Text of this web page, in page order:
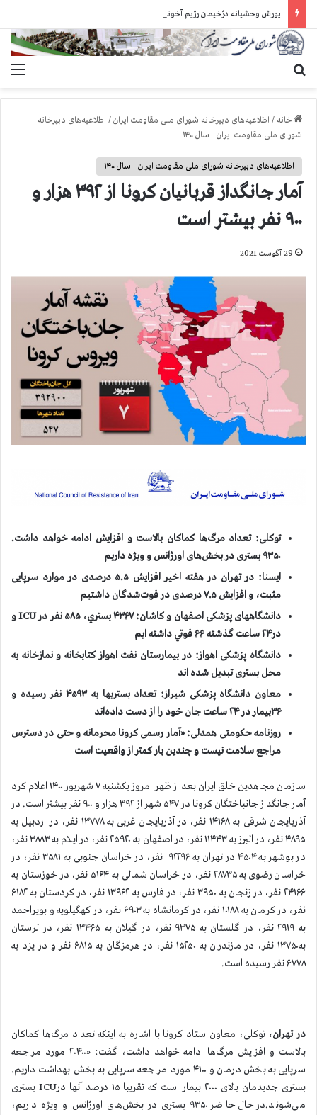
خانه / اطلاعیه‌های دبیرخانه شورای ملی مقاومت ایران/ اطلاعیه‌های دبیرخانه
شورای ملی مقاومت ایران - سال ۱۴۰۰
اطلاعیه‌های دبیرخانه شورای ملی مقاومت ایران - سال ۱۴۰۰
آمار جانگداز قربانيان كرونا از ۳۹۲ هزار و
۹۰۰ نفر بيشتر است
29 آگوست 2021
توکلی: تعداد مرگ‌ها کماکان بالاست و افزایش ادامه خواهد داشت.
۹۳۵۰ بستری در بخش‌های اورژانس و ویژه داریم
ایسنا: در تهران در هفته اخیر افزایش ۵.۵ درصدی در موارد سرپایی
مثبت، و افزایش ۷.۵ درصدی در فوت‌شدگان داشتيم
دانشگاههای پزشکی اصفهان و کاشان: ۴۳۶۷ بستري، ۵۸۵ نفر در
ICUو
در۲۴ ساعت گذشته ۶۶ فوتي داشته ايم
دانشگاه پزشکی اهواز: در بیمارستان نفت اهواز کتابخانه و نمازخانه به
محل بستری تبدیل شده اند
معاون دانشگاه پزشکی شیراز: تعداد بستریها به ۴۵۹۳ نفر رسیده و
۳۶بیمار در ۲۴ ساعت جان خود را از دست داده‌اند
روزنامه حکومتی همدلی: «آمار رسمی کرونا محرمانه و حتی در دسترس
مراجع سلامت نيست و چندين بار كمتر از واقعيت است
سازمان مجاهدين خلق ايران بعد از ظهر امروز یکشنبه ۷ شهریور ۱۴۰۰ اعلام كرد
آمار جانگداز جانباختگان كرونا در ۵۴۷ شهر از ۳۹۲ هزار و ۹۰۰ نفر بيشتر است. در
آذربایجان شرقی به ۱۴۱۶۸ نفر، در آذربایجان غربی به ۱۳۷۷۸ نفر، در اردبیل به
۴۸۹۵ نفر، در البرز به ۱۱۴۴۳ نفر، در اصفهان به ۲۵۹۲۰ نفر، در ایلام به ۳۸۸۳ نفر،
در بوشهر به ۴۵۰۴ در تهران به ۹۲۲۹۶ نفر، در خراسان جنوبی به ۳۵۸۱ نفر، در
خراسان رضوی به ۲۸۷۳۵ نفر، در خراسان شمالی به ۵۱۶۴ نفر، در خوزستان به
۲۴۱۶۶ نفر، در زنجان به ۳۹۵۰ نفر، در فارس به ۱۳۹۶۲ نفر، در کردستان به ۶۱۸۲
نفر، در کرمان به ۱۰۱۸۸ نفر، در کرمانشاه به ۶۹۰۳ نفر، در کهگیلویه و بویراحمد
به ۲۹۱۹ نفر، در گلستان به ۹۳۷۵ نفر، در گیلان به ۱۳۴۶۵ نفر، در لرستان
به۱۳۷۵۰ نفر، در مازندران به ۱۵۲۵۰ نفر، در هرمزگان به ۶۸۱۵ نفر و در یزد به
۶۷۷۸ نفر رسیده است.
در تهران،توکلی، معاون ستاد کرونا با اشاره به اينكه تعداد مرگ‌ها کماکان
بالاست و افزایش مرگ‌ها ادامه خواهد داشت، گفت: «۲۰۴۰۰ مورد مراجعه
سرپایی به بخش درمان و ۴۱۰۰ مورد مراجعه سرپایی به بخش بهداشت داریم.
بستری‌ جدیدمان بالای ۲۰۰۰ بیمار است که تقریبا ۱۵ درصد آنها درICU بستری
می‌شوند.در حال حاضر ۹۳۵۰ بستری در بخش‌های اورژانس و ویژه داریم،